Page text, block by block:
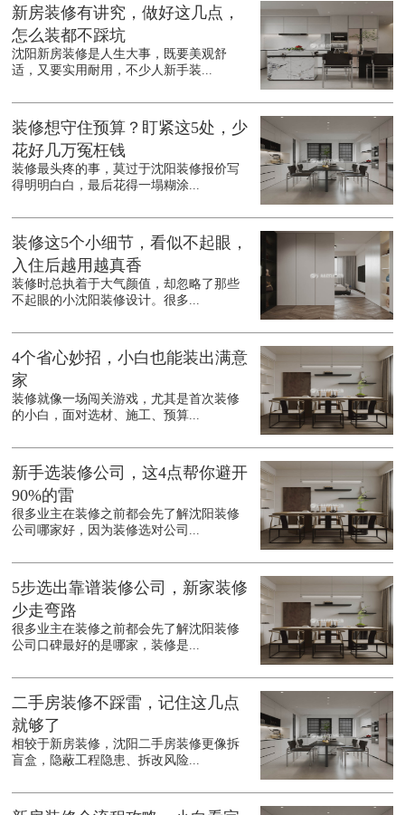
新房装修有讲究，做好这几点，
怎么装都不踩坑
沈阳新房装修是人生大事，既要美观舒
适，又要实用耐用，不少人新手装...
装修想守住预算？盯紧这5处，少
花好几万冤枉钱
装修最头疼的事，莫过于沈阳装修报价写
得明明白白，最后花得一塌糊涂...
装修这5个小细节，看似不起眼，
入住后越用越真香
装修时总执着于大气颜值，却忽略了那些
不起眼的小沈阳装修设计。很多...
4个省心妙招，小白也能装出满意
家
装修就像一场闯关游戏，尤其是首次装修
的小白，面对选材、施工、预算...
新手选装修公司，这4点帮你避开
90%的雷
很多业主在装修之前都会先了解沈阳装修
公司哪家好，因为装修选对公司...
5步选出靠谱装修公司，新家装修
少走弯路
很多业主在装修之前都会先了解沈阳装修
公司口碑最好的是哪家，装修是...
二手房装修不踩雷，记住这几点
就够了
相较于新房装修，沈阳二手房装修更像拆
盲盒，隐蔽工程隐患、拆改风险...